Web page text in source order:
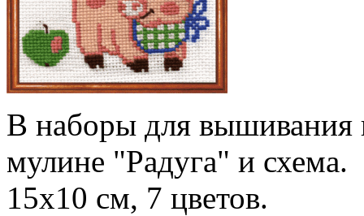
В наборы для вышивания
мулине "Радуга" и схема.
15х10 см, 7 цветов.